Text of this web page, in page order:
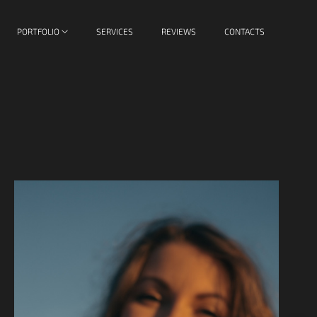
PORTFOLIO SERVICES REVIEWS CONTACTS